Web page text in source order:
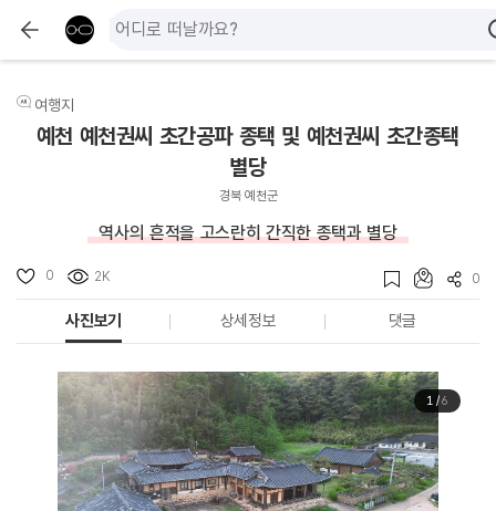
여행지
예천 예천권씨 초간공파 종택 및 예천권씨 초간종택
별당
경북 예천군
역사의 흔적을 고스란히 간직한 종택과 별당
0 2K 0
사진보기 상세정보 댓글
1/6